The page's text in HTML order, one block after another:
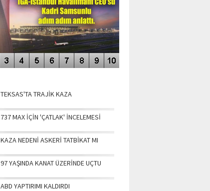
TEKSAS'TA TRAJİK KAZA
737 MAX İÇİN 'ÇATLAK' İNCELEMESİ
KAZA NEDENİ ASKERİ TATBİKAT MI
97 YAŞINDA KANAT ÜZERİNDE UÇTU
ABD YAPTIRIMI KALDIRDI